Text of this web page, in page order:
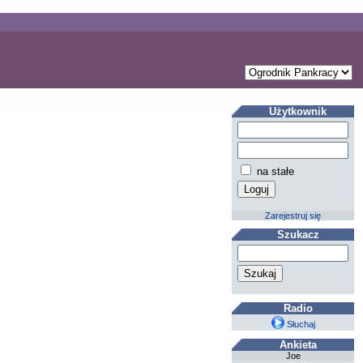
Użytkownik
na stałe
Zarejestruj się
Szukacz
Radio
Słuchaj
Ankieta
Joe